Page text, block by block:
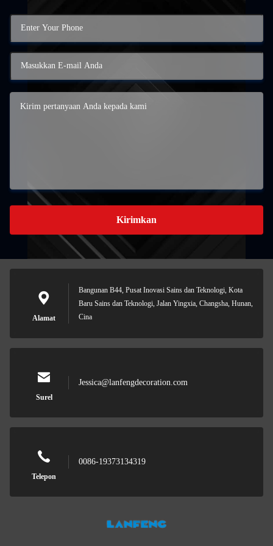
Kirimkan
Alamat
Bangunan B44, Pusat Inovasi Sains dan Teknologi, Kota
Baru Sains dan Teknologi, Jalan Yingxia, Changsha, Hunan,
Cina
Surel
Jessica@lanfengdecoration.com
Telepon
0086-19373134319